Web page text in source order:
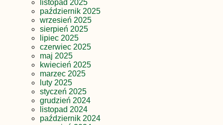
listopad 2025
październik 2025
wrzesień 2025
sierpień 2025
lipiec 2025
czerwiec 2025
maj 2025
kwiecień 2025
marzec 2025
luty 2025
styczeń 2025
grudzień 2024
listopad 2024
październik 2024